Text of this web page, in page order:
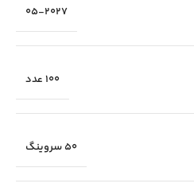
05-2027
100 عدد
50 سروینگ